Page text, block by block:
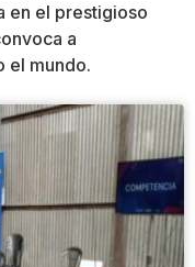
en el prestigioso
a
el mundo.